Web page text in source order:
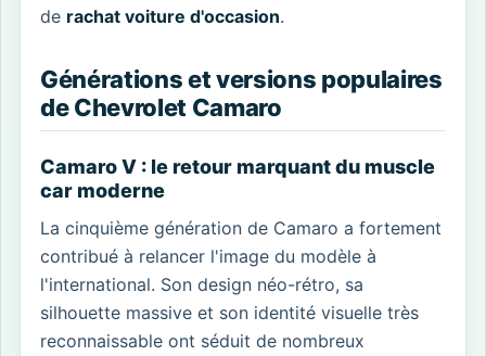
de rachat voiture d'occasion.
Générations et versions populaires
de Chevrolet Camaro
Camaro V : le retour marquant du muscle
car moderne
La cinquième génération de Camaro a fortement
contribué à relancer l'image du modèle à
l'international. Son design néo-rétro, sa
silhouette massive et son identité visuelle très
reconnaissable ont séduit de nombreux